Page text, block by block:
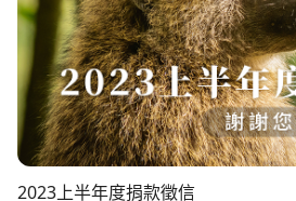
減少動物實驗
減少動物剝削
我們的成果
聯絡我們
捐款運用與徵信
活動合作
倡議與募款大使
友善動物推廣志工
好蔬福-美味健康蔬食
幫動物連署
職務空缺
捐款 Q&A
2023上半年度捐款徵信